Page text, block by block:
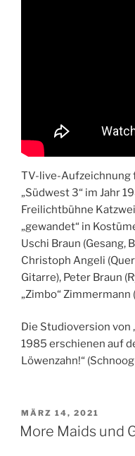
TV-live-Aufzeichnung
„Südwest 3“ im Jahr
Freilichtbühne
„gewandet“ in
Uschi Braun (Gesang,
Christoph Angeli
Gitarre), Peter Braun
„Zimbo“ Zimmermann
Die Studioversion von
1985 erschienen auf
Löwenzahn!“
VERÖFFENTLICHT
AM
MÄRZ 14, 2021
More Maids und